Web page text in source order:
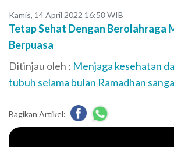
Kamis, 14 April 2022 16:58 WIB
Tetap Sehat Dengan Berolahraga
Berpuasa
Ditinjau oleh : Menjaga kesehatan
tubuh selama bulan Ramadhan
Bagikan Artikel: